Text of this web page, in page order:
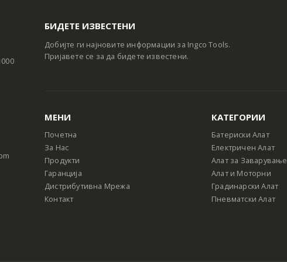
БИДЕТЕ ИЗВЕСТЕНИ
Добијте ги најновите информации за Ingco Tools.
Пријавете се за да бидете известени.
МЕНИ
Почетна
За Нас
Продукти
Гаранција
Дистрибутивна Мрежа
Контакт
КАТЕГОРИИ
Батериски Алат
Електричен Алат
Алат за Заварување
Алат и Моторни
Градинарски Алат
Пневматски Алат